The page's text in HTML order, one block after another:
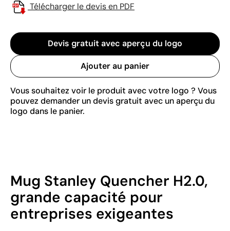
Télécharger le devis en PDF
Devis gratuit avec aperçu du logo
Ajouter au panier
Vous souhaitez voir le produit avec votre logo ? Vous
pouvez demander un devis gratuit avec un aperçu du
logo dans le panier.
Mug Stanley Quencher H2.0,
grande capacité pour
entreprises exigeantes